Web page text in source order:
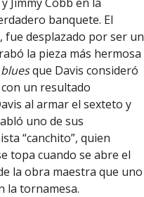
banquete. El
fue desplazado por ser un
la pieza más hermosa
bluesque Davis consideró
un resultado
al armar el sexteto y
uno de sus
“canchito”, quien
topa cuando se abre el
la obra maestra que uno
la tornamesa.